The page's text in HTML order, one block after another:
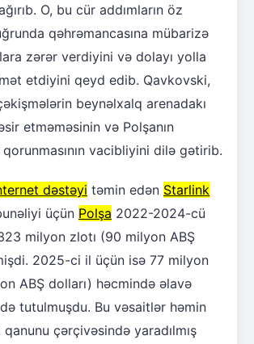
O, bu cür addımların öz
qəhrəmancasına mübarizə
zərər verdiyini və dolayı yolla
etdiyini qeyd edib. Qavkovski,
beynəlxalq arenadakı
etməməsinin və Polşanın
qorunmasının vacibliyini dilə gətirib.
dəstəyi təmin edən Starlink
üçün Polşa 2022-2024-cü
milyon zlotı (90 milyon ABŞ
2025-ci il üçün isə 77 milyon
ABŞ dolları) həcmində əlavə
tutulmuşdu. Bu vəsaitlər həmin
qanunu çərçivəsində yaradılmış